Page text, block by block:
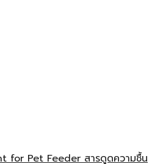
for Pet Feeder สารดูดความชื้น